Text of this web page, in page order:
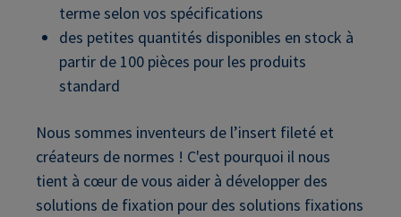
terme selon vos spécifications
des petites quantités disponibles en stock à
partir de 100 pièces pour les produits
standard
Nous sommes inventeurs de l’insert fileté et
créateurs de normes ! C'est pourquoi il nous
tient à cœur de vous aider à développer des
solutions de fixation pour des solutions fixations